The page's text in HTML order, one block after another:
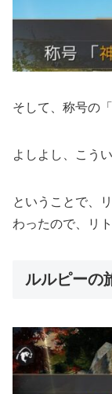
そして、称号の
よしよし、こう
ということで、
わったので、リ
ルルピーの